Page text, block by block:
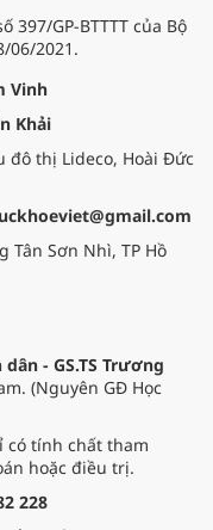
397/GP-BTTTT của Bộ
06/2021.
Vinh
Khải
đô thị Lideco, Hoài Đức
Tân Sơn Nhì, TP Hồ
- GS.TS Trương
(Nguyên GĐ Học
có tính chất tham
hoặc điều trị.
228